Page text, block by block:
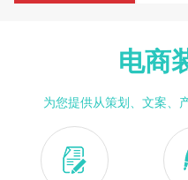
电商
为您提供从策划、文案、